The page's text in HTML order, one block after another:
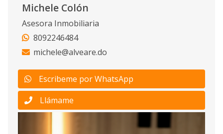
Michele Colón
Asesora Inmobiliaria
8092246484
michele@alveare.do
Escribeme por WhatsApp
Llámame